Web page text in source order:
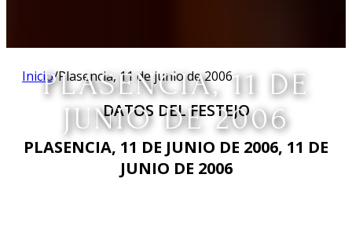
PLASENCIA, 11 DE
JUNIO DE 2006
Inicio/Plasencia, 11 de junio de 2006
DATOS DEL FESTEJO
PLASENCIA, 11 DE JUNIO DE 2006, 11 DE
JUNIO DE 2006